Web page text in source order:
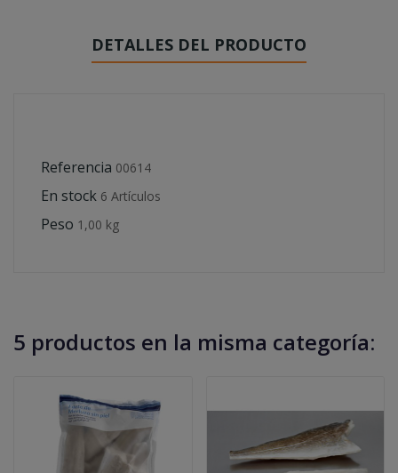
DETALLES DEL PRODUCTO
Referencia 00614
En stock 6 Artículos
Peso 1,00 kg
5 productos en la misma categoría: